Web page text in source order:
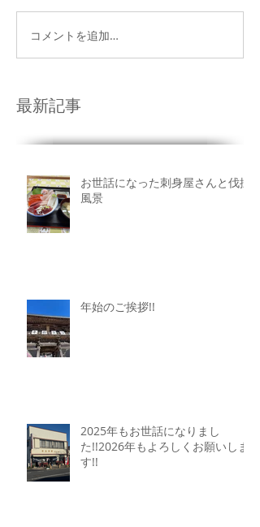
最新記事
コメントを追加…
お世話になった刺身屋さんと伐採
風景
年始のご挨拶!!
2025年もお世話になりまし
た!!2026年もよろしくお願いしま
す!!